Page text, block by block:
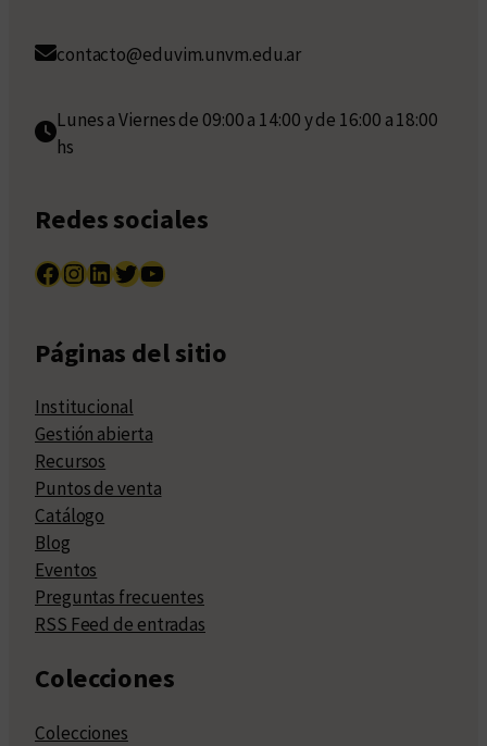
contacto@eduvim.unvm.edu.ar
Lunes a Viernes de 09:00 a 14:00 y de 16:00 a 18:00
hs
Redes sociales
Facebook InstagramLinkedIn Twitter YouTube
Páginas del sitio
Institucional
Gestión abierta
Recursos
Puntos de venta
Catálogo
Blog
Eventos
Preguntas frecuentes
RSS Feed de entradas
Colecciones
Colecciones